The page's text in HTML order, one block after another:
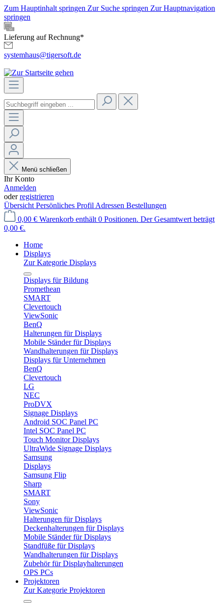
Zum Hauptinhalt springen Zur Suche springen Zur Hauptnavigation
springen
Lieferung auf Rechnung*
systemhaus@tigersoft.de
Menü schließen
Ihr Konto
Anmelden
oderregistrieren
Übersicht Persönliches Profil Adressen Bestellungen
0,00 € Warenkorb enthält 0 Positionen. Der Gesamtwert beträgt
0,00 €.
Home
Displays
Zur Kategorie Displays
Displays für Bildung
Promethean
SMART
Clevertouch
ViewSonic
BenQ
Halterungen für Displays
Mobile Ständer für Displays
Wandhalterungen für Displays
Displays für Unternehmen
BenQ
Clevertouch
LG
NEC
ProDVX
Signage Displays
Android SOC Panel PC
Intel SOC Panel PC
Touch Monitor Displays
UltraWide Signage Displays
Samsung
Displays
Samsung Flip
Sharp
SMART
Sony
ViewSonic
Halterungen für Displays
Deckenhalterungen für Displays
Mobile Ständer für Displays
Standfüße für Displays
Wandhalterungen für Displays
Zubehör für Displayhalterungen
OPS PCs
Projektoren
Zur Kategorie Projektoren